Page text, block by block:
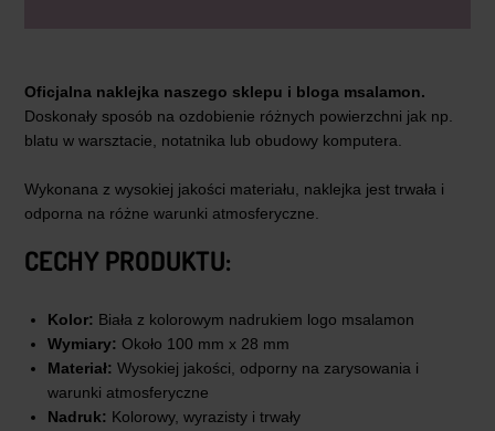
Oficjalna naklejka naszego sklepu i bloga msalamon.
Doskonały sposób na ozdobienie różnych powierzchni jak np.
blatu w warsztacie, notatnika lub obudowy komputera.
Wykonana z wysokiej jakości materiału, naklejka jest trwała i
odporna na różne warunki atmosferyczne.
CECHY PRODUKTU:
Kolor: Biała z kolorowym nadrukiem logo msalamon
Wymiary: Około 100 mm x 28 mm
Materiał: Wysokiej jakości, odporny na zarysowania i
warunki atmosferyczne
Nadruk: Kolorowy, wyrazisty i trwały